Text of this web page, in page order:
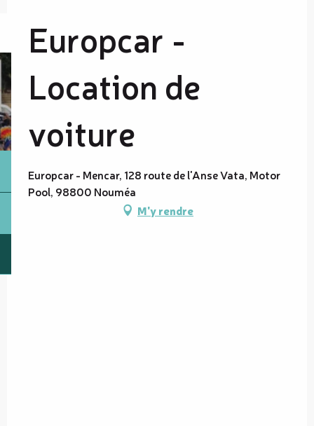
Europcar -
Location de
voiture
Europcar - Mencar, 128 route de l'Anse Vata, Motor
Pool, 98800 Nouméa
M'y rendre